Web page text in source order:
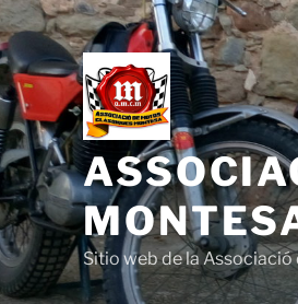
Sitio web de la